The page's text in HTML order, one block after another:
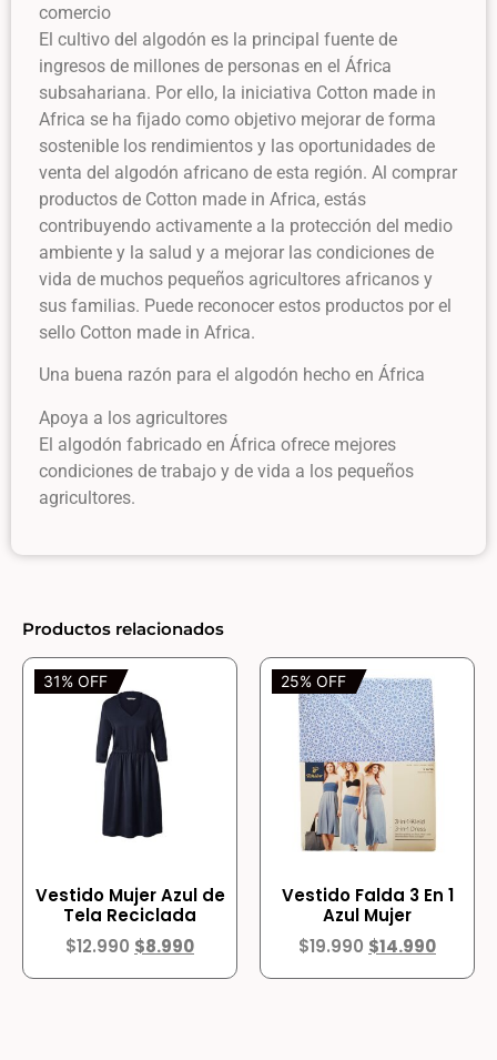
comercio
El cultivo del algodón es la principal fuente de
ingresos de millones de personas en el África
subsahariana. Por ello, la iniciativa Cotton made in
Africa se ha fijado como objetivo mejorar de forma
sostenible los rendimientos y las oportunidades de
venta del algodón africano de esta región. Al comprar
productos de Cotton made in Africa, estás
contribuyendo activamente a la protección del medio
ambiente y la salud y a mejorar las condiciones de
vida de muchos pequeños agricultores africanos y
sus familias. Puede reconocer estos productos por el
sello Cotton made in Africa.
Una buena razón para el algodón hecho en África
Apoya a los agricultores
El algodón fabricado en África ofrece mejores
condiciones de trabajo y de vida a los pequeños
agricultores.
Productos relacionados
31% OFF
Vestido Mujer Azul de
Tela Reciclada
$12.990 $8.990
25% OFF
Vestido Falda 3 En 1
Azul Mujer
$19.990 $14.990